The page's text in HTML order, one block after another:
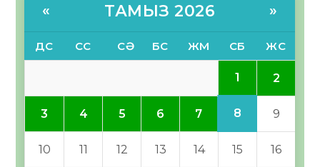
« ТАМЫЗ 2026 »
ДС СС СӘ БС ЖМ СБ ЖС
1 2
3 4 5 6 7 8 9
10 11 12 13 14 15 16